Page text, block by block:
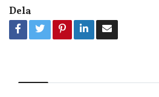
Dela